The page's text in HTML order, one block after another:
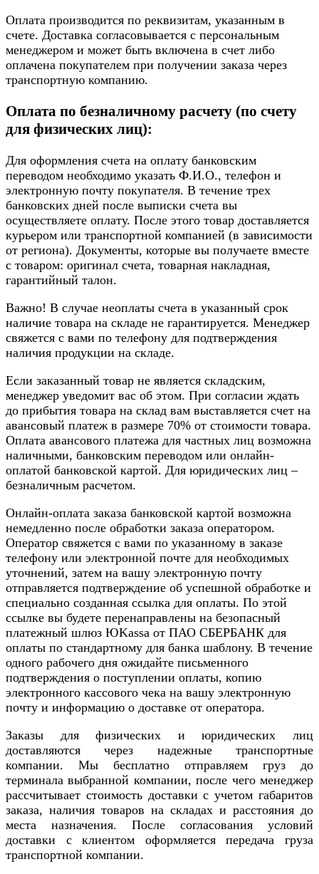
Оплата производится по реквизитам, указанным в
счете. Доставка согласовывается с персональным
менеджером и может быть включена в счет либо
оплачена покупателем при получении заказа через
транспортную компанию.
Оплата по безналичному расчету (по счету
для физических лиц):
Для оформления счета на оплату банковским
переводом необходимо указать Ф.И.О., телефон и
электронную почту покупателя. В течение трех
банковских дней после выписки счета вы
осуществляете оплату. После этого товар доставляется
курьером или транспортной компанией (в зависимости
от региона). Документы, которые вы получаете вместе
с товаром: оригинал счета, товарная накладная,
гарантийный талон.
Важно! В случае неоплаты счета в указанный срок
наличие товара на складе не гарантируется. Менеджер
свяжется с вами по телефону для подтверждения
наличия продукции на складе.
Если заказанный товар не является складским,
менеджер уведомит вас об этом. При согласии ждать
до прибытия товара на склад вам выставляется счет на
авансовый платеж в размере 70% от стоимости товара.
Оплата авансового платежа для частных лиц возможна
наличными, банковским переводом или онлайн-
оплатой банковской картой. Для юридических лиц –
безналичным расчетом.
Онлайн-оплата заказа банковской картой возможна
немедленно после обработки заказа оператором.
Оператор свяжется с вами по указанному в заказе
телефону или электронной почте для необходимых
уточнений, затем на вашу электронную почту
отправляется подтверждение об успешной обработке и
специально созданная ссылка для оплаты. По этой
ссылке вы будете перенаправлены на безопасный
платежный шлюз ЮKassa от ПАО СБЕРБАНК для
оплаты по стандартному для банка шаблону. В течение
одного рабочего дня ожидайте письменного
подтверждения о поступлении оплаты, копию
электронного кассового чека на вашу электронную
почту и информацию о доставке от оператора.
Заказы для физических и юридических лиц
доставляются через надежные транспортные
компании. Мы бесплатно отправляем груз до
терминала выбранной компании, после чего менеджер
рассчитывает стоимость доставки с учетом габаритов
заказа, наличия товаров на складах и расстояния до
места назначения. После согласования условий
доставки с клиентом оформляется передача груза
транспортной компании.